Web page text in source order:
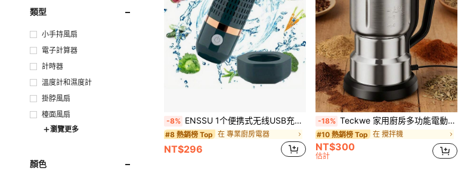
類型
小手持風扇
電子計算器
計時器
溫度計和濕度計
掛脖風扇
檯面風扇
瀏覽更多
顏色
-8% ENSSU 1个便携式无线USB充电超声波果蔬清洗器，一键快速清洗功能，适用于水果、蔬菜、肉类、大米等。
#8 熱銷榜 Top 在 專業廚房電器
NT$296
-18% Teckwe 家用廚房多功能電動研磨機
#10 熱銷榜 Top 在 攪拌機
NT$300
估計